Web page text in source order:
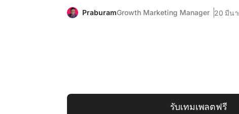
PraburamGrowth Marketing Manager 20 มีน
รับเทมเพลตฟรี